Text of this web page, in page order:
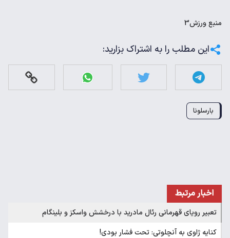
منبعورزش3
این مطلب را به اشتراک بزارید:
بارسلونا
اخبار مرتبط
تعبیر رویای قهرمانی رئال مادرید با درخشش واسکز و بلینگام
کنایه ژاوی به آنچلوتی: تحت فشار بودی!